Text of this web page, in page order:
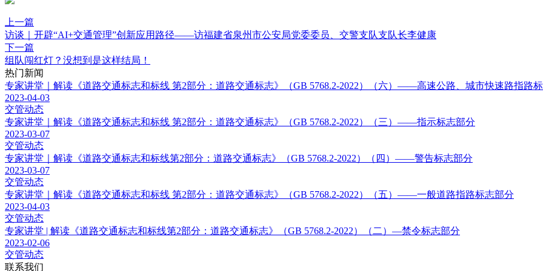
上一篇
访谈｜开辟“AI+交通管理”创新应用路径——访福建省泉州市公安局党委委员、交警支队支队长李健康
下一篇
组队闯红灯？没想到是这样结局！
热门新闻
专家讲堂｜解读《道路交通标志和标线 第2部分：道路交通标志》（GB 5768.2-2022）（六）——高速公路、城市快速路指路
2023-04-03
交管动态
专家讲堂｜解读《道路交通标志和标线 第2部分：道路交通标志》（GB 5768.2-2022）（三）——指示标志部分
2023-03-07
交管动态
专家讲堂｜解读《道路交通标志和标线第2部分：道路交通标志》（GB 5768.2-2022）（四）——警告标志部分
2023-03-07
交管动态
专家讲堂｜解读《道路交通标志和标线 第2部分：道路交通标志》（GB 5768.2-2022）（五）——一般道路指路标志部分
2023-04-03
交管动态
专家讲堂 | 解读《道路交通标志和标线第2部分：道路交通标志》（GB 5768.2-2022）（二）—禁令标志部分
2023-02-06
交管动态
联系我们